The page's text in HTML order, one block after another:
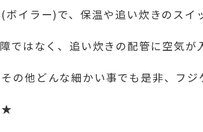
イラー)で、保温や追い炊きのスイ
ではなく、追い炊きの配管に空気
の他どんな細かい事でも是非、フジ